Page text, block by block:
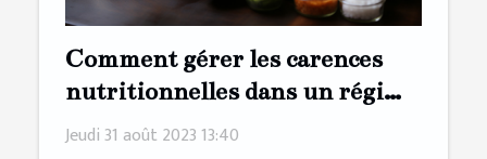
Comment gérer les carences
nutritionnelles dans un régime
végétalien
Jeudi 31 août 2023 13:40